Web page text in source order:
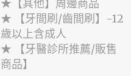
★【其他】周邊商品
★ 【牙間刷/齒間刷】-12
歲以上含成人
★ 【牙醫診所推薦/販售
商品】